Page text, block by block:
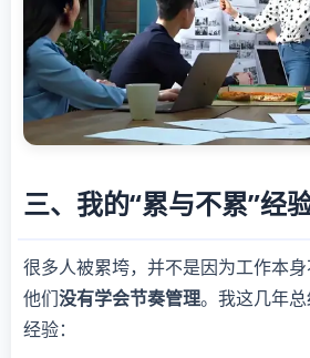
三、我的“累与不累”经
很多人被累垮，并不是因为工作本
他们没有学会节奏管理。我这几年
经验：